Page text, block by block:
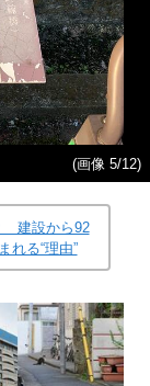
(画像 5/12)
建設から92
れる“理由”